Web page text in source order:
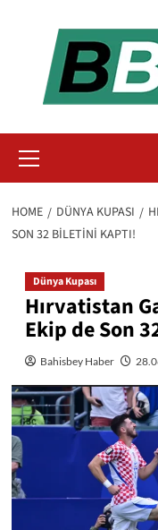
Menu
HOME DÜNYA KUPASI
SON 32 BILETINI KAPTI!
Dünya Kupası
Hırvatistan
Ekip de Son
Bahisbey Haber